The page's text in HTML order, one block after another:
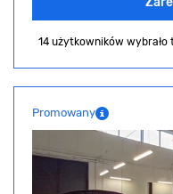
14 użytkowników
Promowany